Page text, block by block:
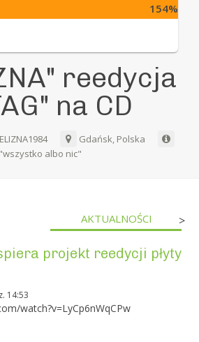
154%
reedycja
na CD
Gdańsk, Polska
albo nic"
AKTUALNOŚCI >
projekt reedycji płyty
14:53
watch?v=LyCp6nWqCPw